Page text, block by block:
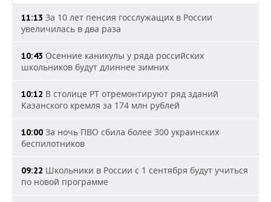
11:13 За 10 лет пенсия госслужащих в России
увеличилась в два раза
10:43 Осенние каникулы у ряда российских
школьников будут длиннее зимних
10:12 В столице РТ отремонтируют ряд зданий
Казанского кремля за 174 млн рублей
10:00 За ночь ПВО сбила более 300 украинских
беспилотников
09:22 Школьники в России с 1 сентября будут учиться
по новой программе